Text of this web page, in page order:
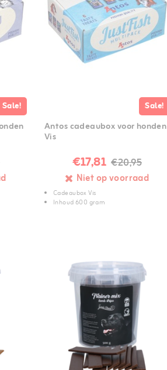
Sale! Sale!
Antos cadeaubox voor honden
Vis
€17,81 €20,95
Niet op voorraad
Cadeaubox Vis
Inhoud 600 gram